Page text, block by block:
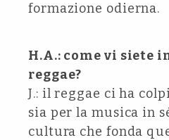
formazione odierna.
H.A.: come vi siete
reggae?
J.: il reggae ci ha
sia per la musica in
cultura che fonda